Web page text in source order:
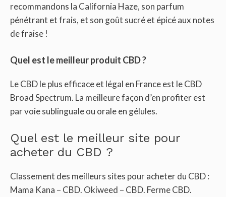
recommandons la California Haze, son parfum
pénétrant et frais, et son goût sucré et épicé aux notes
de fraise !
Quel est le meilleur produit CBD ?
Le CBD le plus efficace et légal en France est le CBD
Broad Spectrum. La meilleure façon d’en profiter est
par voie sublinguale ou orale en gélules.
Quel est le meilleur site pour
acheter du CBD ?
Classement des meilleurs sites pour acheter du CBD :
Mama Kana – CBD. Okiweed – CBD. Ferme CBD.